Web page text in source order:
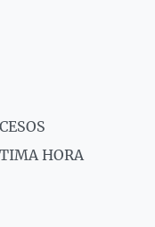
HORA